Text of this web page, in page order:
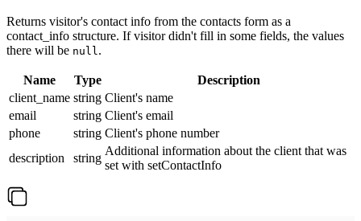
Returns visitor's contact info from the contacts form as a
contact_info structure. If visitor didn't fill in some fields, the values
there will be null.
Name Type
Description
client_name string Client's name
email
string Client's email
phone
string Client's phone number
description
string
Additional information about the client that was
set with setContactInfo